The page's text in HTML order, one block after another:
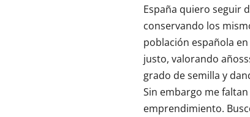
España quiero seguir
conservando los
población española
justo, valorando
grado de semilla y
Sin embargo me
emprendimiento.